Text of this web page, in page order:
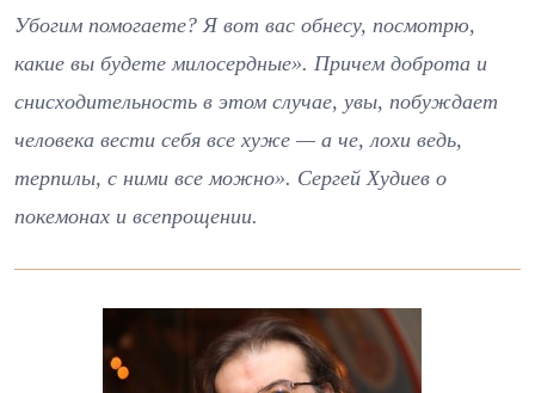
Убогим помогаете? Я вот вас обнесу, посмотрю,
какие вы будете милосердные». Причем доброта и
снисходительность в этом случае, увы, побуждает
человека вести себя все хуже — а че, лохи ведь,
терпилы, с ними все можно». Сергей Худиев о
покемонах и всепрощении.